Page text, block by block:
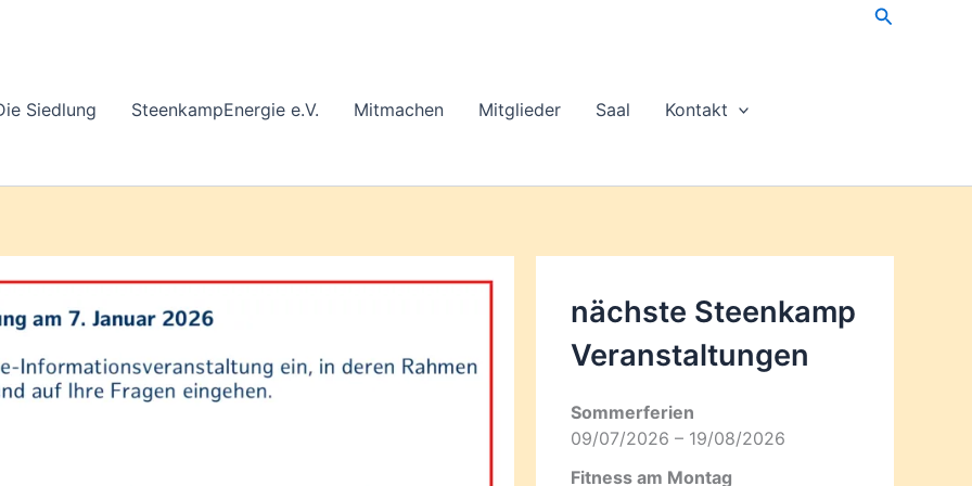
Suchen
Siedlung SteenkampEnergie e.V. Mitmachen Mitglieder Saal Kontakt
nächste Steenkamp
Veran­staltungen
Sommerferien
09/07/2026 – 19/08/2026
Fitness am Montag